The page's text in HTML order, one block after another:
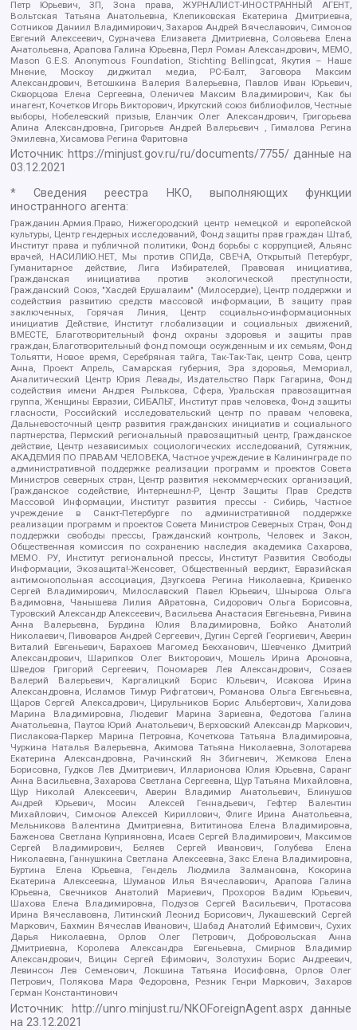
Петр Юрьевич, ЗП, Зона права, ЖУРНАЛИСТ-ИНОСТРАННЫЙ АГЕНТ,
Вольтская Татьяна Анатольевна, Клепиковская Екатерина Дмитриевна,
Сотников Даниил Владимирович, Захаров Андрей Вячеславович, Симонов
Евгений Алексеевич, Сурначева Елизавета Дмитриевна, Соловьева Елена
Анатольевна, Арапова Галина Юрьевна, Перл Роман Александрович, МЕМО,
Mason G.E.S. Anonymous Foundation, Stichting Bellingcat, Якутия – Наше
Мнение, Москоу диджитал медиа, РС-Балт, Заговора Максим
Александрович, Ветошкина Валерия Валерьевна, Павлов Иван Юрьевич,
Скворцова Елена Сергеевна, Оленичев Максим Владимирович, Как бы
инагент, Кочетков Игорь Викторович, Иркутский союз библиофилов, Честные
выборы, Нобелевский призыв, Еланчик Олег Александрович, Григорьева
Алина Александровна, Григорьев Андрей Валерьевич , Гималова Регина
Эмилевна, Хисамова Регина Фаритовна
Источник: https://minjust.gov.ru/ru/documents/7755/ данные на
03.12.2021
* Сведения реестра НКО, выполняющих функции
иностранного агента:
Гражданин.Армия.Право, Нижегородский центр немецкой и европейской
культуры, Центр гендерных исследований, Фонд защиты прав граждан Штаб,
Институт права и публичной политики, Фонд борьбы с коррупцией, Альянс
врачей, НАСИЛИЮ.НЕТ, Мы против СПИДа, СВЕЧА, Открытый Петербург,
Гуманитарное действие, Лига Избирателей, Правовая инициатива,
Гражданская инициатива против экологической преступности,
Гражданский Союз, "Хасдей Ерушалаим" (Милосердие), Центр поддержки и
содействия развитию средств массовой информации, В защиту прав
заключенных, Горячая Линия, Центр социально-информационных
инициатив Действие, Институт глобализации и социальных движений,
ВМЕСТЕ, Благотворительный фонд охраны здоровья и защиты прав
граждан, Благотворительный фонд помощи осужденным и их семьям, Фонд
Тольятти, Новое время, Серебряная тайга, Так-Так-Так, центр Сова, центр
Анна, Проект Апрель, Самарская губерния, Эра здоровья, Мемориал,
Аналитический Центр Юрия Левады, Издательство Парк Гагарина, Фонд
содействия имени Андрея Рылькова, Сфера, Уральская правозащитная
группа, Женщины Евразии, СИБАЛЬТ, Институт прав человека, Фонд защиты
гласности, Российский исследовательский центр по правам человека,
Дальневосточный центр развития гражданских инициатив и социального
партнерства, Пермский региональный правозащитный центр, Гражданское
действие, Центр независимых социологических исследований, Сутяжник,
АКАДЕМИЯ ПО ПРАВАМ ЧЕЛОВЕКА, Частное учреждение в Калининграде по
административной поддержке реализации программ и проектов Совета
Министров северных стран, Центр развития некоммерческих организаций,
Гражданское содействие, Интернешнл-Р, Центр Защиты Прав Средств
Массовой Информации, Институт развития прессы - Сибирь, Частное
учреждение в Санкт-Петербурге по административной поддержке
реализации программ и проектов Совета Министров Северных Стран, Фонд
поддержки свободы прессы, Гражданский контроль, Человек и Закон,
Общественная комиссия по сохранению наследия академика Сахарова,
МЕМО. РУ, Институт региональной прессы, Институт Развития Свободы
Информации, Экозащита!-Женсовет, Общественный вердикт, Евразийская
антимонопольная ассоциация, Дзугкоева Регина Николаевна, Кривенко
Сергей Владимирович, Милославский Павел Юрьевич, Шнырова Ольга
Вадимовна, Чанышева Лилия Айратовна, Сидорович Ольга Борисовна,
Туровский Александр Алексеевич, Васильева Анастасия Евгеньевна, Ривина
Анна Валерьевна, Бурдина Юлия Владимировна, Бойко Анатолий
Николаевич, Пивоваров Андрей Сергеевич, Дугин Сергей Георгиевич, Аверин
Виталий Евгеньевич, Барахоев Магомед Бекханович, Шевченко Дмитрий
Александрович, Шарипков Олег Викторович, Мошель Ирина Ароновна,
Шведов Григорий Сергеевич, Пономарев Лев Александрович, Созаев
Валерий Валерьевич, Каргалицкий Борис Юльевич, Исакова Ирина
Александровна, Исламов Тимур Рифгатович, Романова Ольга Евгеньевна,
Щаров Сергей Алексадрович, Цирульников Борис Альбертович, Халидова
Марина Владимировна, Людевиг Марина Зариевна, Федотова Галина
Анатольевна, Паутов Юрий Анатольевич, Верховский Александр Маркович,
Пислакова-Паркер Марина Петровна, Кочеткова Татьяна Владимировна,
Чуркина Наталья Валерьевна, Акимова Татьяна Николаевна, Золотарева
Екатерина Александровна, Рачинский Ян Збигневич, Жемкова Елена
Борисовна, Гудков Лев Дмитриевич, Илларионова Юлия Юрьевна, Саранг
Анна Васильевна, Захарова Светлана Сергеевна, Щур Татьяна Михайловна,
Щур Николай Алексеевич, Аверин Владимир Анатольевич, Блинушов
Андрей Юрьевич, Мосин Алексей Геннадьевич, Гефтер Валентин
Михайлович, Симонов Алексей Кириллович, Флиге Ирина Анатольевна,
Мельникова Валентина Дмитриевна, Вититинова Елена Владимировна,
Баженова Светлана Куприяновна, Исаев Сергей Владимирович, Максимов
Сергей Владимирович, Беляев Сергей Иванович, Голубева Елена
Николаевна, Ганнушкина Светлана Алексеевна, Закс Елена Владимировна,
Буртина Елена Юрьевна, Гендель Людмила Залмановна, Кокорина
Екатерина Алексеевна, Шуманов Илья Вячеславович, Арапова Галина
Юрьевна, Свечников Анатолий Мариевич, Прохоров Вадим Юрьевич,
Шахова Елена Владимировна, Подузов Сергей Васильевич, Протасова
Ирина Вячеславовна, Литинский Леонид Борисович, Лукашевский Сергей
Маркович, Бахмин Вячеслав Иванович, Шабад Анатолий Ефимович, Сухих
Дарья Николаевна, Орлов Олег Петрович, Добровольская Анна
Дмитриевна, Королева Александра Евгеньевна, Смирнов Владимир
Александрович, Вицин Сергей Ефимович, Золотухин Борис Андреевич,
Левинсон Лев Семенович, Локшина Татьяна Иосифовна, Орлов Олег
Петрович, Полякова Мара Федоровна, Резник Генри Маркович, Захаров
Герман Константинович
Источник: http://unro.minjust.ru/NKOForeignAgent.aspxданные
на23.12.2021